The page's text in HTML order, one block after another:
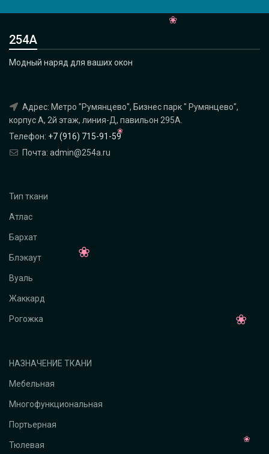
254А
Модный наряд для ваших окон
Адрес: Метро "Румянцево", Бизнес парк " Румянцево",
корпус А, 2й этаж, линия-Д, павильон 295A.
Телефон: +7 (916) 715-91-59
Почта: admin@254a.ru
Тип ткани
Атлас
Бархат
Блэкаут
Вуаль
Жаккард
Рогожка
НАЗНАЧЕНИЕ ТКАНИ
Мебельная
Многофункциональная
Портьерная
Тюлевая